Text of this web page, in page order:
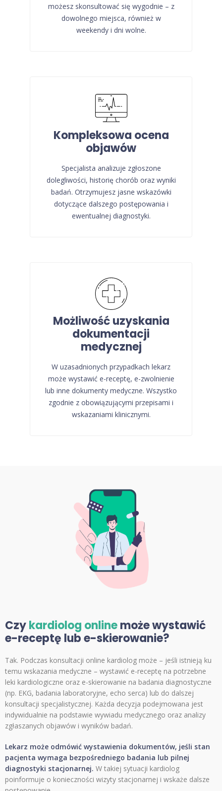
możesz skonsultować się wygodnie – z
dowolnego miejsca, również w
weekendy i dni wolne.
Kompleksowa ocena
objawów
Specjalista analizuje zgłoszone
dolegliwości, historię chorób oraz wyniki
badań. Otrzymujesz jasne wskazówki
dotyczące dalszego postępowania i
ewentualnej diagnostyki.
Możliwość uzyskania
dokumentacji
medycznej
W uzasadnionych przypadkach lekarz
może wystawić e-receptę, e-zwolnienie
lub inne dokumenty medyczne. Wszystko
zgodnie z obowiązującymi przepisami i
wskazaniami klinicznymi.
Czykardiolog onlinemoże wystawić
e-receptę lub e-skierowanie?
Tak. Podczas konsultacji online kardiolog może – jeśli istnieją ku
temu wskazania medyczne – wystawić e-receptę na potrzebne
leki kardiologiczne oraz e-skierowanie na badania diagnostyczne
(np. EKG, badania laboratoryjne, echo serca) lub do dalszej
konsultacji specjalistycznej. Każda decyzja podejmowana jest
indywidualnie na podstawie wywiadu medycznego oraz analizy
zgłaszanych objawów i wyników badań.
Lekarz może odmówić wystawienia dokumentów, jeśli stan
pacjenta wymaga bezpośredniego badania lub pilnej
diagnostyki stacjonarnej. W takiej sytuacji kardiolog
poinformuje o konieczności wizyty stacjonarnej i wskaże dalsze